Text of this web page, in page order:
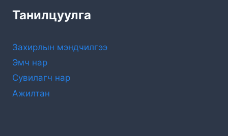
Танилцуулга
Захирлын мэндчилгээ
Эмч нар
Сувилагч нар
Ажилтан